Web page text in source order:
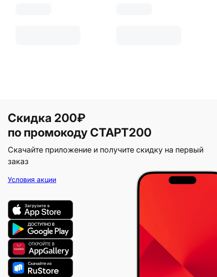
Скидка 200₽
по промокоду СТАРТ200
Скачайте приложение и получите скидку на первый
заказ
Условия акции